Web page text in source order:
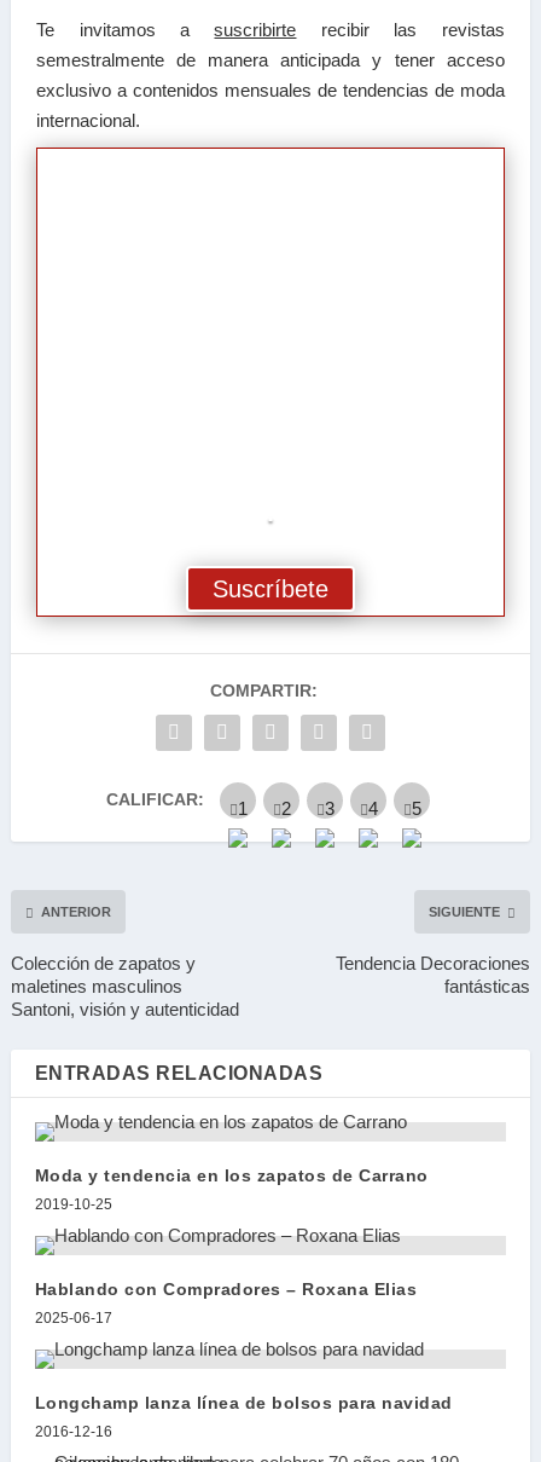
Te invitamos asuscribirte recibir las revistas
semestralmente de manera anticipada y tener acceso
exclusivo a contenidos mensuales de tendencias de moda
internacional.
Suscríbete
COMPARTIR:
CALIFICAR:
ANTERIOR
Colección de zapatos y
maletines masculinos
Santoni, visión y autenticidad
SIGUIENTE
Tendencia Decoraciones
fantásticas
ENTRADAS RELACIONADAS
Moda y tendencia en los zapatos de Carrano
2019-10-25
Hablando con Compradores – Roxana Elias
2025-06-17
Longchamp lanza línea de bolsos para navidad
2016-12-16